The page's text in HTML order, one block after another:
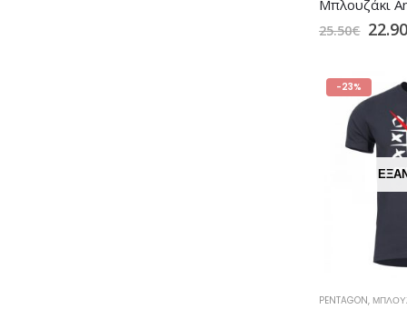
25.50€ 22.90
-23%
PENTAGON,